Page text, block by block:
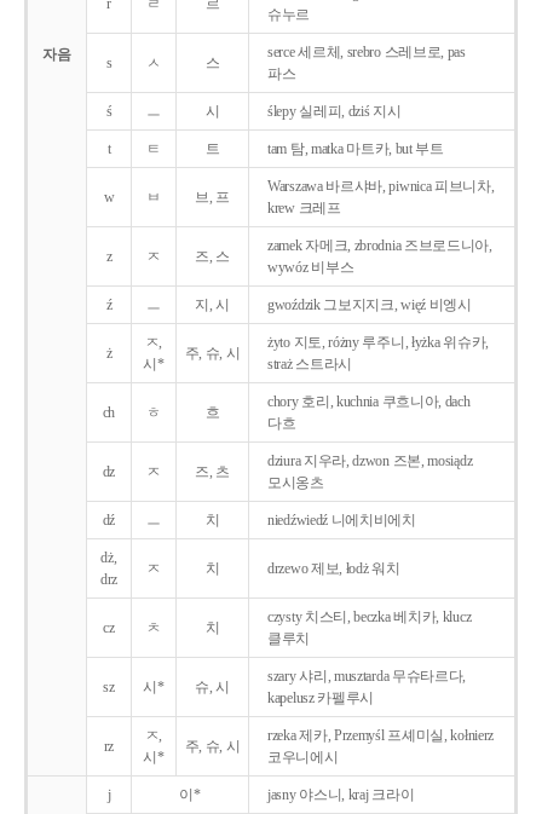
자음
r ㄹ 르
슈누르
s ㅅ 스
serce 세르체, srebro 스레브로, pas
파스
ś ㅡ 시 ślepy 실레피, dziś 지시
t ㅌ 트 tam 탐, matka 마트카, but 부트
w ㅂ 브, 프
Warszawa 바르샤바, piwnica 피브니차,
krew 크레프
z ㅈ 즈, 스
zamek 자메크, zbrodnia 즈브로드니아,
wywóz 비부스
ź ㅡ 지, 시 gwoździk 그보지지크, więź 비엥시
ż
ㅈ,
시*
주, 슈, 시
żyto 지토, różny 루주니, łyżka 위슈카,
straż 스트라시
ch ㅎ 흐
chory 호리, kuchnia 쿠흐니아, dach
다흐
dz ㅈ 즈, 츠
dziura 지우라, dzwon 즈본, mosiądz
모시옹츠
dź ㅡ 치 niedźwiedź 니에치비에치
dż,
drz
ㅈ 치 drzewo 제보, łodż 워치
cz ㅊ 치
czysty 치스티, beczka 베치카, klucz
클루치
sz 시* 슈, 시
szary 샤리, musztarda 무슈타르다,
kapelusz 카펠루시
rz
ㅈ,
시*
주, 슈, 시
rzeka 제카, Przemyśl 프셰미실, kołnierz
코우니에시
j 이* jasny 야스니, kraj 크라이